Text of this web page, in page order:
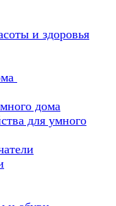
и здоровья
дома
для умного